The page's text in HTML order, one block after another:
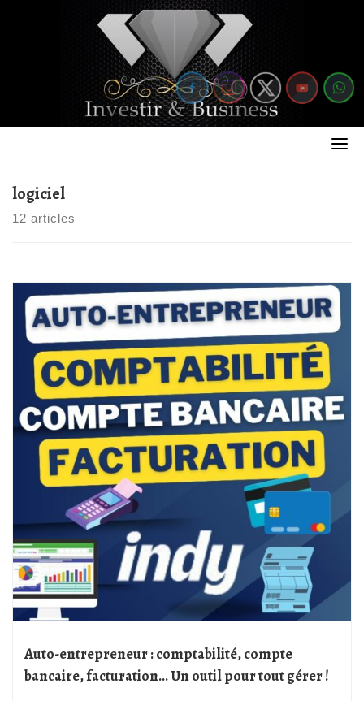
logiciel
12 articles
Auto-entrepreneur : comptabilité, compte
bancaire, facturation… Un outil pour tout gérer !